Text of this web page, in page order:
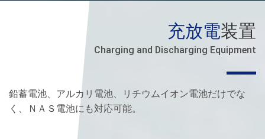
充放電装置
Charging and Discharging Equipment
鉛蓄電池、アルカリ電池、リチウムイオン電池だけでな
く、ＮＡＳ電池にも対応可能。